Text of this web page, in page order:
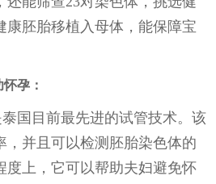
康胚胎移植入母体，能保障宝
怀孕 ：
国目前最先进的试管技术。该
，并且可以检测胚胎染色体的
度上，它可以帮助夫妇避免怀